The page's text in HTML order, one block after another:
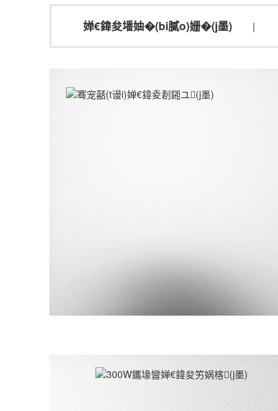
婵€鍏夋墦妯�(bi膩o)姗�(j墨) |